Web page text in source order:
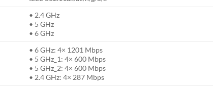
• 2.4 GHz
• 5 GHz
• 6 GHz
• 6 GHz: 4× 1201 Mbps
• 5 GHz_1: 4× 600 Mbps
• 5 GHz_2: 4× 600 Mbps
• 2.4 GHz: 4× 287 Mbps